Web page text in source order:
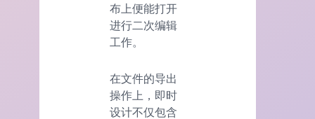
布上便能打开
进行二次编辑
工作。
在文件的导出
操作上，即时
设计不仅包含